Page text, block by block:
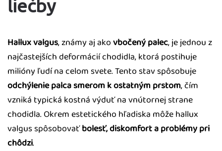
liečby
Hallux valgus, známy aj akovbočený palec, je jednou z
najčastejších deformácií chodidla, ktorá postihuje
milióny ľudí na celom svete. Tento stav spôsobuje
odchýlenie palca smerom k ostatným prstom, čím
vzniká typická kostná výduť na vnútornej strane
chodidla. Okrem estetického hľadiska môže hallux
valgus spôsobovaťbolesť, diskomfort a problémy pri
chôdzi.